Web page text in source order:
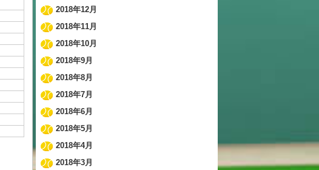
2018年12月
2018年11月
2018年10月
2018年9月
2018年8月
2018年7月
2018年6月
2018年5月
2018年4月
2018年3月